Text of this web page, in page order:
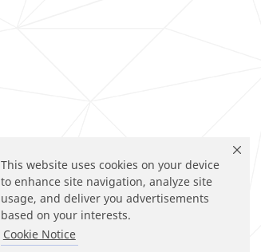
This website uses cookies on your device
to enhance site navigation, analyze site
usage, and deliver you advertisements
based on your interests.
Cookie Notice